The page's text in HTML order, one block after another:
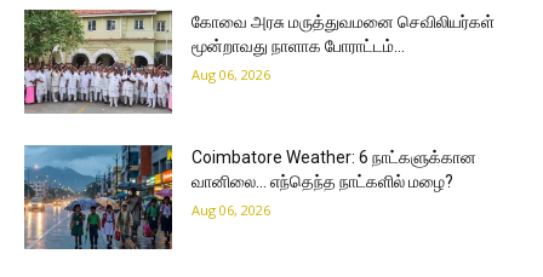
கோவை அரசு மருத்துவமனை செவிலியர்கள்
மூன்றாவது நாளாக போராட்டம்…
Aug 06, 2026
Coimbatore Weather: 6 நாட்களுக்கான
வானிலை… எந்தெந்த நாட்களில் மழை?
Aug 06, 2026